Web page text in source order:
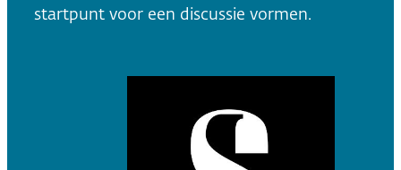
startpunt voor een discussie vormen.